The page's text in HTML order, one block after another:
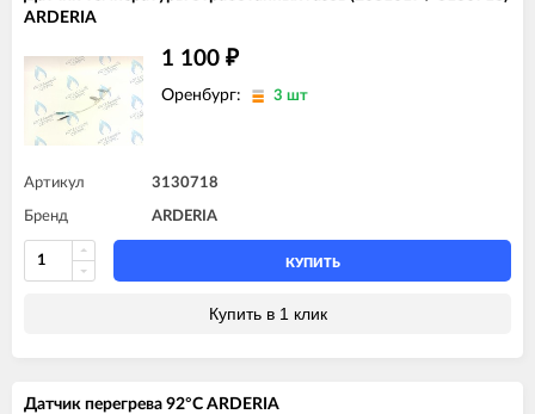
ARDERIA
1 100 ₽
Оренбург: 3 шт
Артикул 3130718
Бренд ARDERIA
КУПИТЬ
Купить в 1 клик
Датчик перегрева 92°С ARDERIA